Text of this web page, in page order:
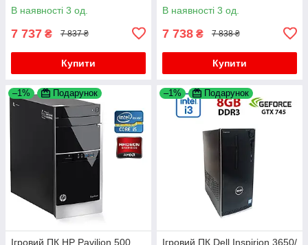
В наявності 3 од.
7 737 ₴ 7 837 ₴
Купити
В наявності 3 од.
7 738 ₴ 7 838 ₴
Купити
–1% Подарунок
Ігровий ПК HP Pavilion 500
–1% Подарунок
Ігровий ПК Dell Inspirion 3650/